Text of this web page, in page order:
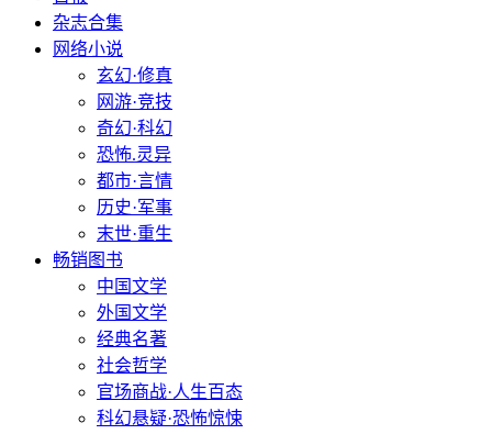
杂志合集
网络小说
玄幻·修真
网游·竞技
奇幻·科幻
恐怖.灵异
都市·言情
历史·军事
末世·重生
畅销图书
中国文学
外国文学
经典名著
社会哲学
官场商战·人生百态
科幻悬疑·恐怖惊悚